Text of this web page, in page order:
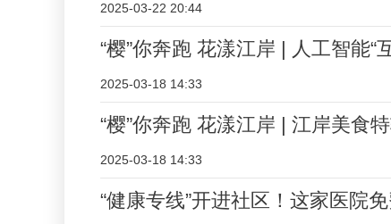
2025-03-22 20:44
“樱”你奔跑 花漾江岸 | 人工智能“
2025-03-18 14:33
“樱”你奔跑 花漾江岸 | 江岸美食
2025-03-18 14:33
“健康专线”开进社区！这家医院